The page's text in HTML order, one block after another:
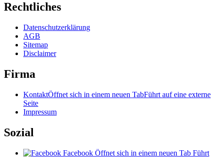
Rechtliches
Datenschutzerklärung
AGB
Sitemap
Disclaimer
Firma
KontaktÖffnet sich in einem neuen TabFührt auf eine externe
Seite
Impressum
Sozial
Facebook Öffnet sich in einem neuen Tab Führt